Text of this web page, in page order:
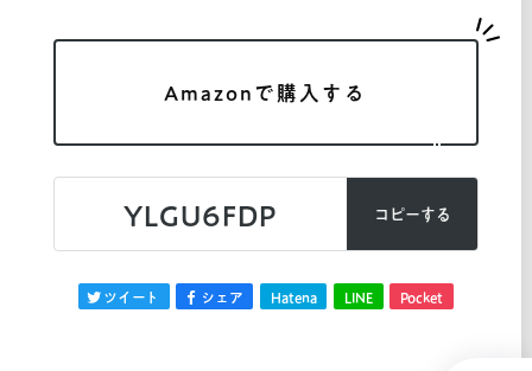
Amazonで購入する
YLGU6FDP コピーする
ツイート シェア Hatena LINE Pocket